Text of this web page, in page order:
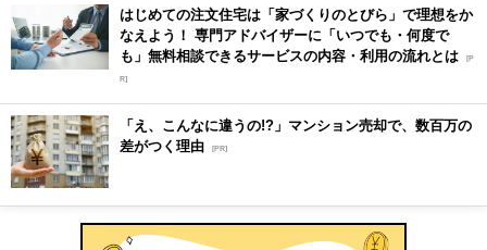
はじめての注文住宅は「家づくりのとびら」で理想をか
なえよう！ 専門アドバイザーに「いつでも・何度で
も」無料相談できるサービスの内容・利用の流れとは [P
R]
「え、こんなに違うの!?」マンション売却で、数百万の
差がつく理由 [PR]